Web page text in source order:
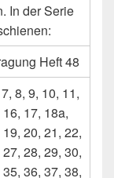
In der Serie
Heft 48
8, 9, 10, 11,
17, 18a,
20, 21, 22,
28, 29, 30,
36, 37, 38,